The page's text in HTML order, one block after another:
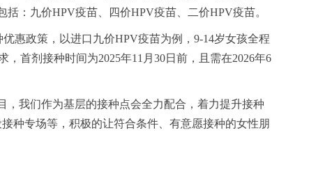
：九价HPV疫苗、四价HPV疫苗、二价HPV疫苗。
惠政策，以进口九价HPV疫苗为例，9-14岁女孩全程
首剂接种时间为2025年11月30日前，且需在2026年6
我们作为基层的接种点会全力配合，着力提升接种
种专场等，积极的让符合条件、有意愿接种的女性朋